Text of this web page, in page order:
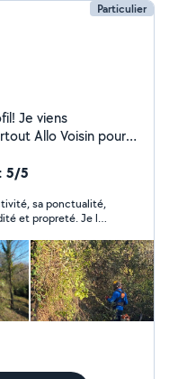
Particulier
Je viens
Allo Voisin pour
et quelqu'un
un canapé ou des
sur quelques
etc. Je bosse aussi
artificielle, donc si
ou automatiser un
des gens sympas
5/5
sa ponctualité,
et propreté. Je le